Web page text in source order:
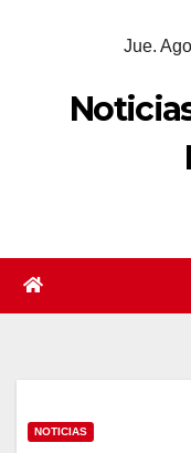
Jue.
NOTICIAS